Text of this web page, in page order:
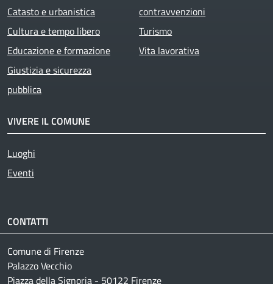
Catasto e urbanistica
Cultura e tempo libero
Educazione e formazione
Giustizia e sicurezza
pubblica
contravvenzioni
Turismo
Vita lavorativa
VIVERE IL COMUNE
Luoghi
Eventi
CONTATTI
Comune di Firenze
Palazzo Vecchio
Piazza della Signoria - 50122 Firenze